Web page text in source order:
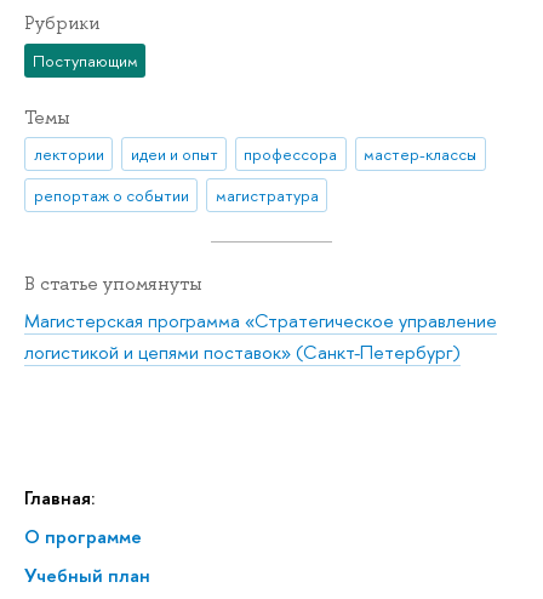
Главная:
О программе
Учебный план
Рубрики
Поступающим
Темы
лектории идеи и опыт профессора
мастер-классы
репортаж о событии
магистратура
В статье упомянуты
Магистерская программа «Стратегическое управление
логистикой и цепями поставок» (Санкт-Петербург)